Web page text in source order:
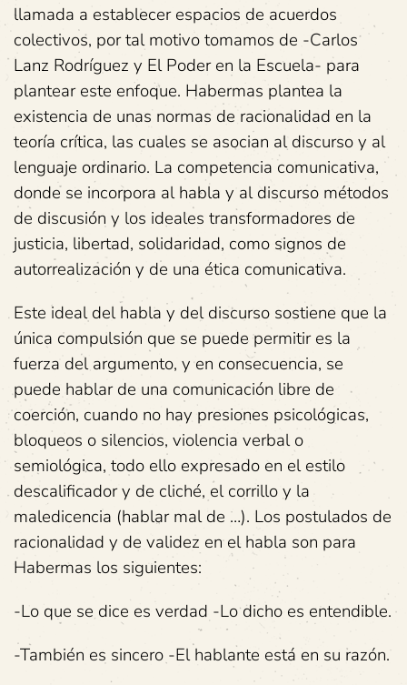
llamada a establecer espacios de acuerdos
colectivos, por tal motivo tomamos de -Carlos
Lanz Rodríguez y El Poder en la Escuela- para
plantear este enfoque. Habermas plantea la
existencia de unas normas de racionalidad en la
teoría crítica, las cuales se asocian al discurso y al
lenguaje ordinario. La competencia comunicativa,
donde se incorpora al habla y al discurso métodos
de discusión y los ideales transformadores de
justicia, libertad, solidaridad, como signos de
autorrealización y de una ética comunicativa.
Este ideal del habla y del discurso sostiene que la
única compulsión que se puede permitir es la
fuerza del argumento, y en consecuencia, se
puede hablar de una comunicación libre de
coerción, cuando no hay presiones psicológicas,
bloqueos o silencios, violencia verbal o
semiológica, todo ello expresado en el estilo
descalificador y de cliché, el corrillo y la
maledicencia (hablar mal de …). Los postulados de
racionalidad y de validez en el habla son para
Habermas los siguientes:
-Lo que se dice es verdad -Lo dicho es entendible.
-También es sincero -El hablante está en su razón.